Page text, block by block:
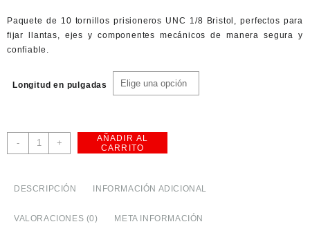
hasta
$ 2.800,0
American Dollar
Paquete de 10 tornillos prisioneros UNC 1/8 Bristol, perfectos para
fijar llantas, ejes y componentes mecánicos de manera segura y
confiable.
Longitud en pulgadas
-
Tornillo
prisionero
+
AÑADIR AL
CARRITO
DESCRIPCIÓN INFORMACIÓN ADICIONAL
VALORACIONES (0) META INFORMACIÓN